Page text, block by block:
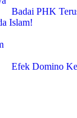
Badai PHK
Islam!
Efek Domino